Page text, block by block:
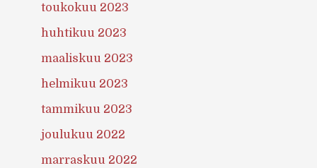
toukokuu 2023
huhtikuu 2023
maaliskuu 2023
helmikuu 2023
tammikuu 2023
joulukuu 2022
marraskuu 2022